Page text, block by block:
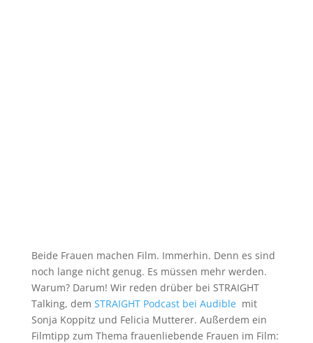
Beide Frauen machen Film. Immerhin. Denn es sind
noch lange nicht genug. Es müssen mehr werden.
Warum? Darum! Wir reden drüber bei STRAIGHT
Talking, dem STRAIGHT Podcast bei Audible mit
Sonja Koppitz und Felicia Mutterer. Außerdem ein
Filmtipp zum Thema frauenliebende Frauen im Film: